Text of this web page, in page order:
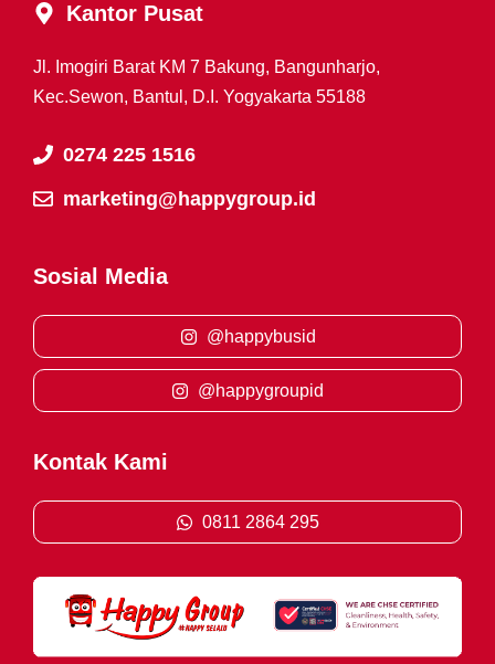
Kantor Pusat
Jl. Imogiri Barat KM 7 Bakung, Bangunharjo,
Kec.Sewon, Bantul, D.I. Yogyakarta 55188
0274 225 1516
marketing@happygroup.id
Sosial Media
@happybusid
@happygroupid
Kontak Kami
0811 2864 295